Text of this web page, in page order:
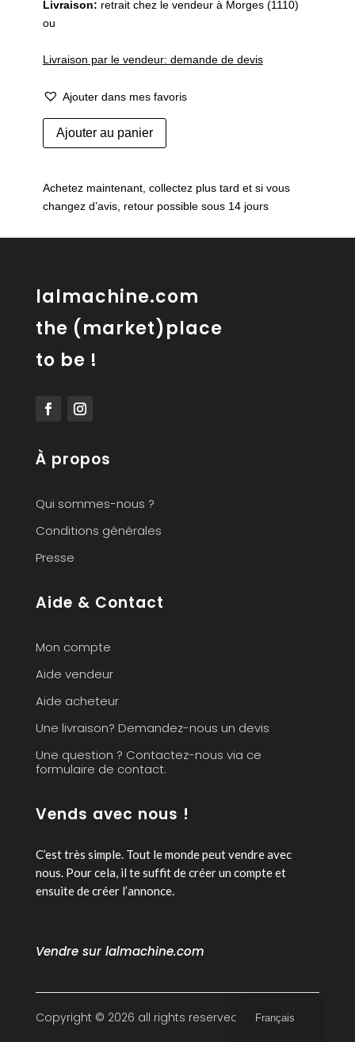
Livraison: retrait chez le vendeur à Morges (1110)
ou
Livraison par le vendeur: demande de devis
Ajouter dans mes favoris
quantité
de
teck
Ajouter au panier
Achetez maintenant, collectez plus tard et si vous
changez d’avis, retour possible sous 14 jours
lalmachine.com
the (market)place
to be !
À propos
Qui sommes-nous ?
Conditions générales
Presse
Aide & Contact
Mon compte
Aide vendeur
Aide acheteur
Une livraison? Demandez-nous un devis
Une question ? Contactez-nous via ce
formulaire de contact.
Vends avec nous !
C’est très simple. Tout le monde peut vendre avec
nous. Pour cela, il te suffit de créer un compte et
ensuite de créer l’annonce.
Vendre sur lalmachine.com
Copyright © 2026 all rights reserved Français